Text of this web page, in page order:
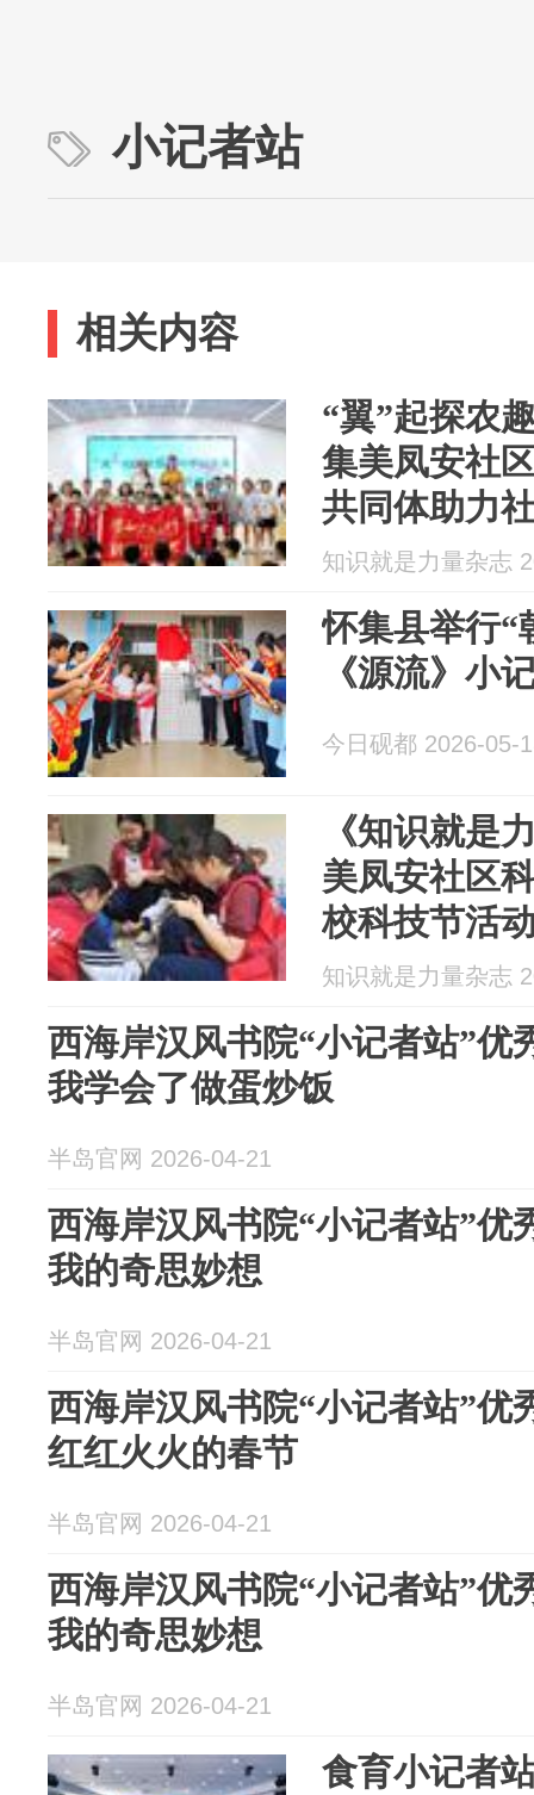
小记者站
相关内容
“翼”起探农
集美凤安社
共同体助力
知识就是力量杂志
怀集县举行“
《源流》小
今日砚都 2026-05-
《知识就是
美凤安社区
校科技节活
知识就是力量杂志
西海岸汉风书院“小记者站”
我学会了做蛋炒饭
半岛官网 2026-04-21
西海岸汉风书院“小记者站”
我的奇思妙想
半岛官网 2026-04-21
西海岸汉风书院“小记者站”
红红火火的春节
半岛官网 2026-04-21
西海岸汉风书院“小记者站”
我的奇思妙想
半岛官网 2026-04-21
食育小记者